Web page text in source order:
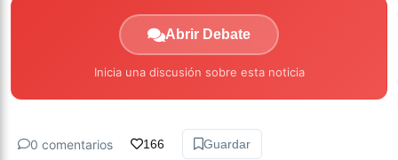
Abrir Debate
Inicia una discusión sobre esta noticia
0 comentarios 166 Guardar